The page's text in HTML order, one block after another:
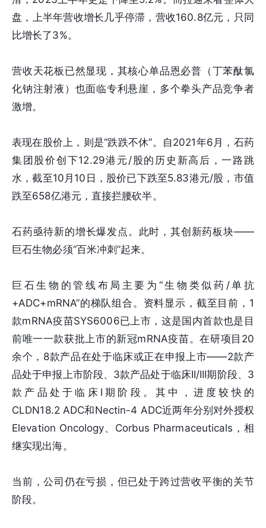
盘，上半年营收增长几乎停滞，营收160.8亿元，只同
比增长了3%。
营收天花板已然显现，其核心单品恩必普（丁苯酞氯
化钠注射液）也面临专利悬崖，多个拳头产品竞争者
激增。
表现在股价上，则是“跌跌不休”。自2021年6月，石药
集团股价创下12.29港元/股的历史新高后，一路跳
水，截至10月10日，股价已下跌至5.83港元/股，市值
跌至658亿港元，直接拦腰砍半。
石药亟待新的增长爆发点。此时，其创新药板块——
巨石生物必须“百米冲刺”起来。
巨石生物的管线布局主要为“生物类似药/单抗
+ADC+mRNA”的梯队组合。资料显示，截至目前，1
款mRNA疫苗SYS6006已上市，这是国内首款也是目
前唯一一款获批上市的新冠mRNA疫苗。在研项目20
余个，8款产品在处于临床或正在申报上市——2款产
品处于申报上市阶段、3款产品处于临床II/III期阶段、3
款产品处于临床I期阶段。其中，进度较快的
CLDN18.2 ADC和Nectin-4 ADC近两年分别对外授权
Elevation Oncology、Corbus Pharmaceuticals，相
继实现出海。
当前，公司仍在亏损，但已处于跨过营收平衡的关节
阶段。